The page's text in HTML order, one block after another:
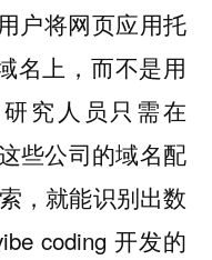
户将网页应用托
名上，而不是用
究人员只需在
些公司的域名配
，就能识别出数
coding 开发的